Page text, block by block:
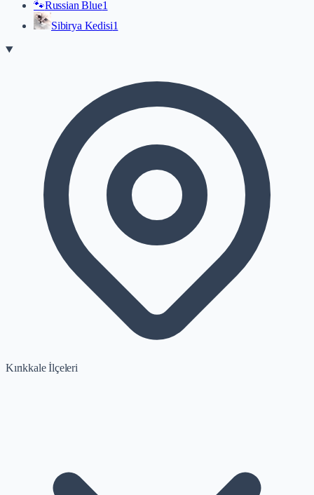
🐾Russian Blue1
Sibirya Kedisi1
Kırıkkale İlçeleri